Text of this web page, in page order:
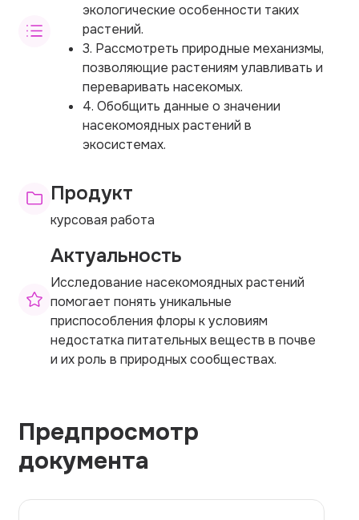
экологические особенности таких
растений.
3. Рассмотреть природные механизмы,
позволяющие растениям улавливать и
переваривать насекомых.
4. Обобщить данные о значении
насекомоядных растений в
экосистемах.
Продукт
курсовая работа
Актуальность
Исследование насекомоядных растений
помогает понять уникальные
приспособления флоры к условиям
недостатка питательных веществ в почве
и их роль в природных сообществах.
Предпросмотр
документа